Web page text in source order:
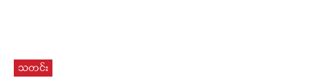
သတင်း